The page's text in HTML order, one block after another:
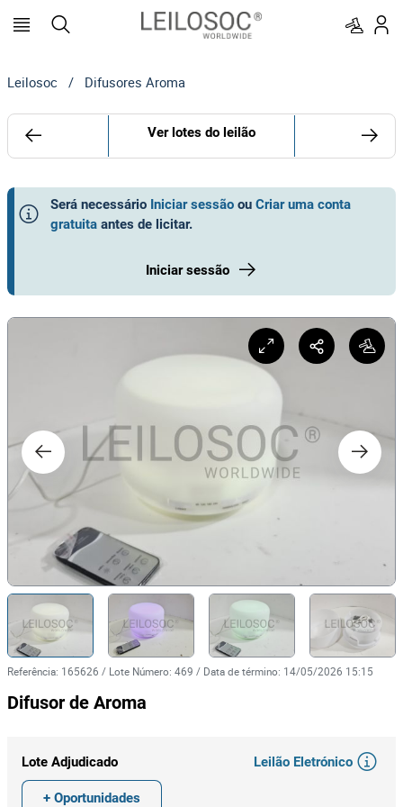
Leilosoc / Difusores Aroma
Ver lotes do leilão
Será necessário Iniciar sessão ou Criar uma conta
gratuita antes de licitar.
Iniciar sessão
Referência: 165626 / Lote Número: 469 / Data de término: 14/05/2026 15:15
Difusor de Aroma
Lote Adjudicado Leilão Eletrónico
+ Oportunidades